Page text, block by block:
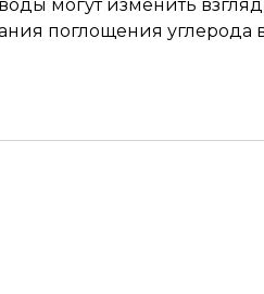
могут изменить
поглощения углерода